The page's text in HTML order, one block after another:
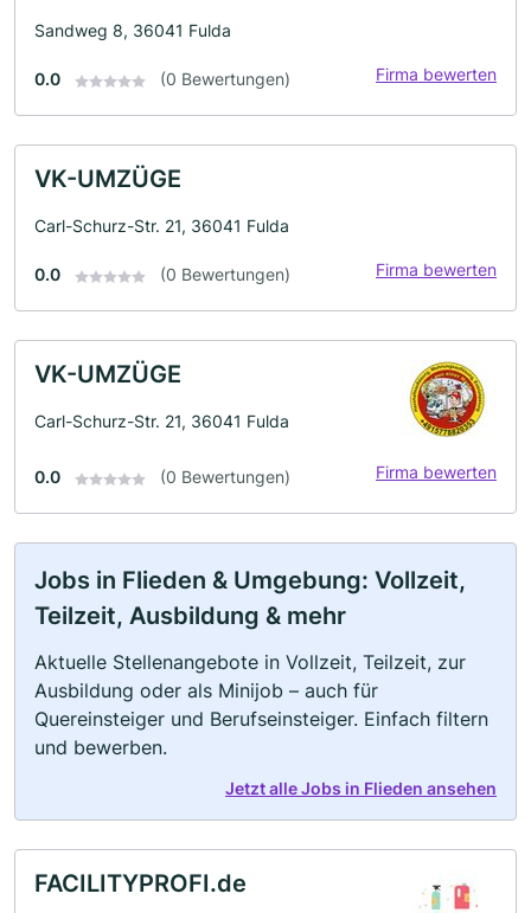
Sandweg 8, 36041 Fulda
0.0 (0 Bewertungen) Firma bewerten
VK-UMZÜGE
Carl-Schurz-Str. 21, 36041 Fulda
0.0 (0 Bewertungen) Firma bewerten
VK-UMZÜGE
Carl-Schurz-Str. 21, 36041 Fulda
0.0 (0 Bewertungen) Firma bewerten
Jobs in Flieden & Umgebung: Vollzeit,
Teilzeit, Ausbildung & mehr
Aktuelle Stellenangebote in Vollzeit, Teilzeit, zur
Ausbildung oder als Minijob – auch für
Quereinsteiger und Berufseinsteiger. Einfach filtern
und bewerben.
Jetzt alle Jobs in Flieden ansehen
FACILITYPROFI.de